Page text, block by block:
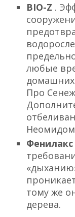
BIO-Z .
любые
Про
Фенилакс
тому же
дерева.